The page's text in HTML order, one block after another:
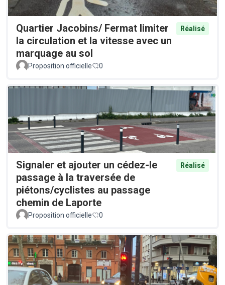
Quartier Jacobins/ Fermat limiter
la circulation et la vitesse avec un
marquage au sol
Réalisé
Proposition officielle 0
Signaler et ajouter un cédez-le
passage à la traversée de
piétons/cyclistes au passage
chemin de Laporte
Réalisé
Proposition officielle 0